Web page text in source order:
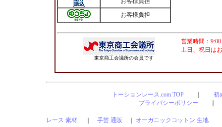
お客様負担
東京商工会議所の会員です
営業時間：
土日、祝日は
トーションレース.com TOP
初
プライバシーポリシー
レース 素材 手芸 通販 オーガニックコットン 生地